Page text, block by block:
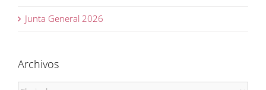
Junta General 2026
Archivos
Archivos